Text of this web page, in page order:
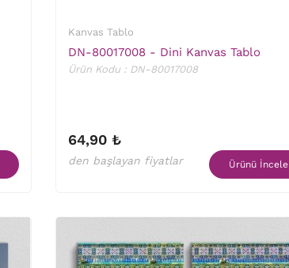
Kanvas Tablo
DN-80017008 - Dini Kanvas Tablo
Ürün Kodu : DN-80017008
64,90 ₺
den başlayan fiyatlar Ürünü İncele